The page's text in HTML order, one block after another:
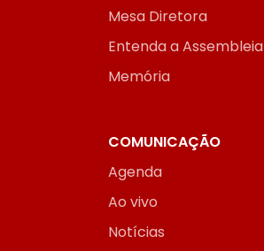
Mesa Diretora
Entenda a Assembleia
Memória
COMUNICAÇÃO
Agenda
Ao vivo
Notícias